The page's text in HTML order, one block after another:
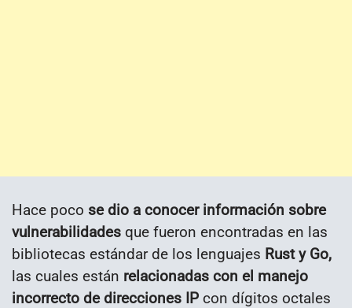
Hace poco se dio a conocer información sobre
vulnerabilidades que fueron encontradas en las
bibliotecas estándar de los lenguajes Rust y Go,
las cuales están relacionadas con el manejo
incorrecto de direcciones IP con dígitos octales